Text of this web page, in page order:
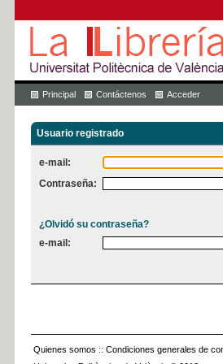
Principal Contáctenos Acceder
Usuario registrado
e-mail:
Contraseña:
¿Olvidó su contraseña?
e-mail:
Quienes somos :: Condiciones generales de